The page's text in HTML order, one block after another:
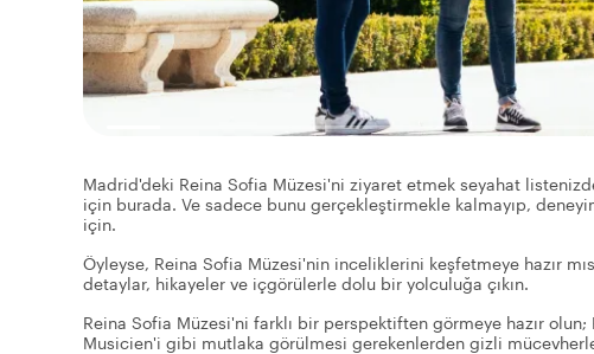
Madrid'deki Reina Sofia Müzesi'ni ziyaret etmek seyahat
için burada. Ve sadece bunu gerçekleştirmekle kalmayıp,
için.
Öyleyse, Reina Sofia Müzesi'nin inceliklerini keşfetmeye hazır
detaylar, hikayeler ve içgörülerle dolu bir yolculuğa çıkın.
Reina Sofia Müzesi'ni farklı bir perspektiften görmeye hazır
Musicien'i gibi mutlaka görülmesi gerekenlerden gizli